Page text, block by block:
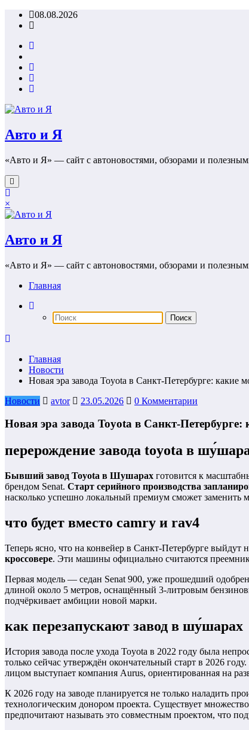
Перейти08.08.2026
Авто и Я
«Авто и Я» — сайт с автоновостями, обзорами и
×
Авто и Я
«Авто и Я» — сайт с автоновостями, обзорами и
Главная
Главная
Новости
Новая эра завода Toyota в Санкт-Петербурге: какие
Новости
avtor 23.05.2026 0 Комментарии
Новая эра завода Toyota в Санкт-
перерождение завода toyota в
Бывший завод Toyota в Шушарах готовится к
брендом Senat. Старт серийного производства
насколько успешно локальный премиум сможет заменить
что будет вместо camry и rav4
Теперь ясно, что на конвейер в Санкт-Петербурге
кроссовере. Эти машины официально считаются
Первая модель — седан Senat 900, уже прошедший
длиной около 5 метров, оснащённый 3-литровым
подчёркивает амбиции новой марки.
как перезапускают завод в шу́шарах
История завода после ухода Toyota в 2022 году была
только сейчас утверждён окончательный старт в 2026
лицом выступает компания Aurus, ориентированная на
К 2026 году на заводе планируется не только наладить
технологическим донором проекта. Существует
предпочитают называть это совместным проектом, что